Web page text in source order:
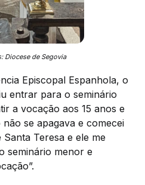
Diocese de Segovia
Episcopal Espanhola, o
entrar para o seminário
a vocação aos 15 anos e
se apagava e comecei
Teresa e ele me
seminário menor e